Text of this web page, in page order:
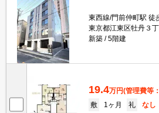
東西線/門前仲町駅 徒
東京都江東区牡丹３丁
新築
5階建
19.4万円(管理費等
敷
1ヶ月 礼
なし